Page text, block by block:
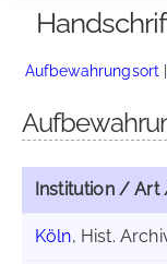
Aufbewahrungsort |
Institution / Art
Köln, Hist.